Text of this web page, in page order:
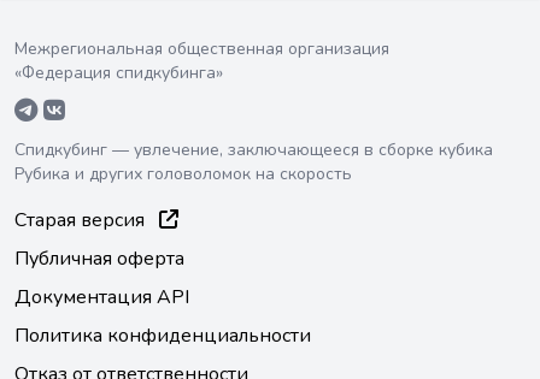
Межрегиональная общественная организация
«Федерация спидкубинга»
Спидкубинг — увлечение, заключающееся в сборке кубика
Рубика и других головоломок на скорость
Старая версия
Публичная оферта
Документация API
Политика конфиденциальности